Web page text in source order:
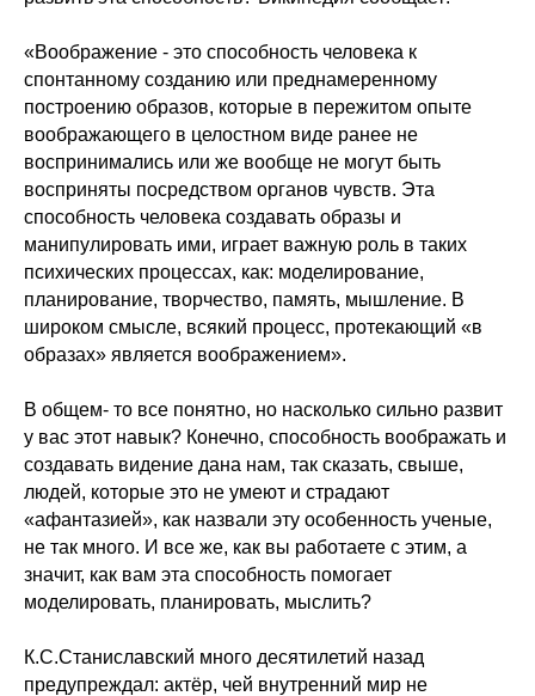
«Воображение - это способность человека к
спонтанному созданию или преднамеренному
построению образов, которые в пережитом опыте
воображающего в целостном виде ранее не
воспринимались или же вообще не могут быть
восприняты посредством органов чувств. Эта
способность человека создавать образы и
манипулировать ими, играет важную роль в таких
психических процессах, как: моделирование,
планирование, творчество, память, мышление. В
широком смысле, всякий процесс, протекающий «в
образах» является воображением».
В общем- то все понятно, но насколько сильно развит
у вас этот навык? Конечно, способность воображать и
создавать видение дана нам, так сказать, свыше,
людей, которые это не умеют и страдают
«афантазией», как назвали эту особенность ученые,
не так много. И все же, как вы работаете с этим, а
значит, как вам эта способность помогает
моделировать, планировать, мыслить?
К.С.Станиславский много десятилетий назад
предупреждал: актёр, чей внутренний мир не